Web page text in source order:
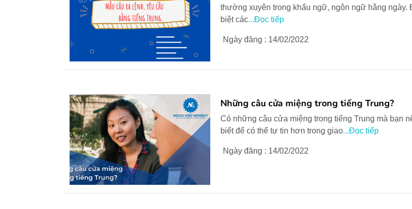
thường xuyên trong khẩu ngữ, ngôn ngữ hằng ngày.
biệt các...Đọc tiếp
Ngày đăng : 14/02/2022
Những câu cửa miệng trong tiếng Trung?
Có những câu cửa miệng trong tiếng Trung mà bạn
biết để có thể tự tin hơn trong giao...Đọc tiếp
Ngày đăng : 14/02/2022